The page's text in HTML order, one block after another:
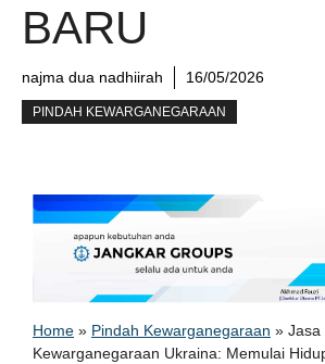
BARU
najma dua nadhiirah 16/05/2026
PINDAH KEWARGANEGARAAN
Home » Pindah Kewarganegaraan » Jasa
Kewarganegaraan Ukraina: Memulai